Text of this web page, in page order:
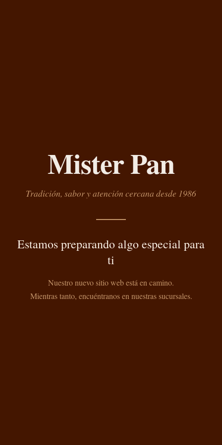
Mister Pan
Tradición, sabor y atención cercana desde 1986
Estamos preparando algo especial para
ti
Nuestro nuevo sitio web está en camino.
Mientras tanto, encuéntranos en nuestras sucursales.